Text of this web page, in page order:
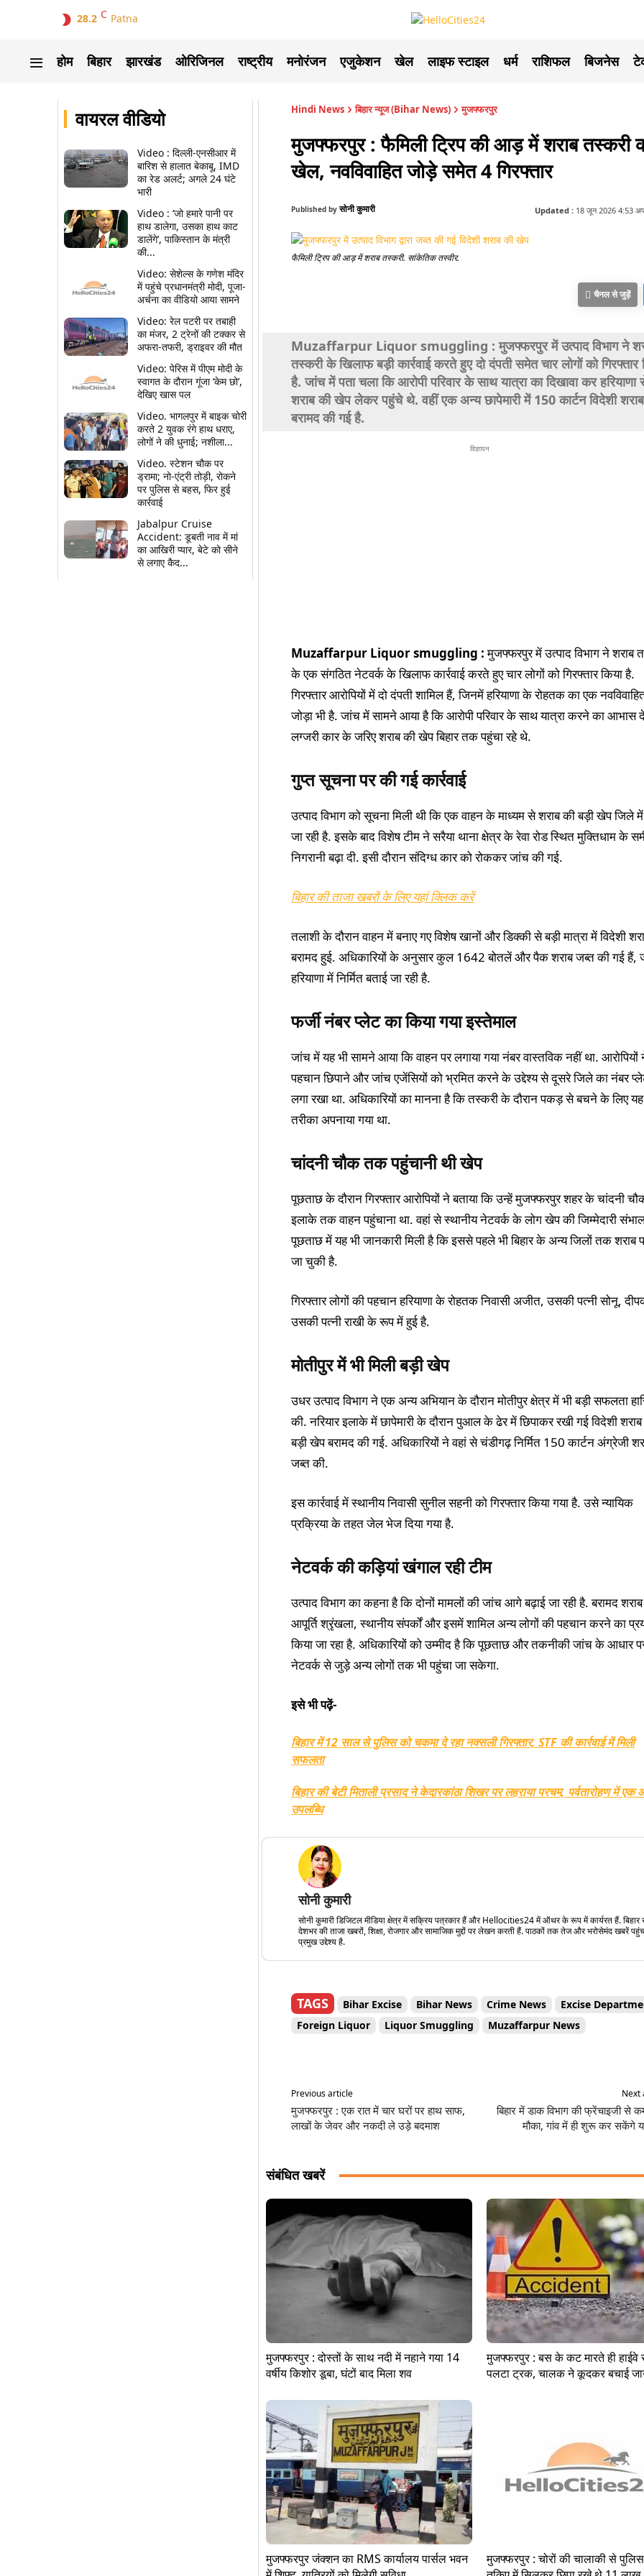
28.2 C Patna
होम बिहार झारखंड ओरिजिनल राष्ट्रीय मनोरंजन एजुकेशन खेल लाइफ स्टाइल धर्म राशिफल बिजनेस
वायरल वीडियो
Video : दिल्ली-एनसीआर में
बारिश से हालात बेकाबू, IMD
का रेड अलर्ट; अगले 24 घंटे
भारी
Video : ‘जो हमारे पानी पर
हाथ डालेगा, उसका हाथ काट
डालेंगे’, पाकिस्तान के मंत्री
की...
Video: सेशेल्स के गणेश मंदिर
में पहुंचे प्रधानमंत्री मोदी, पूजा-
अर्चना का वीडियो आया सामने
Video: रेल पटरी पर तबाही
का मंजर, 2 ट्रेनों की टक्कर से
अफरा-तफरी, ड्राइवर की मौत
Video: पेरिस में पीएम मोदी के
स्वागत के दौरान गूंजा ‘केम छो’,
देखिए खास पल
Video. भागलपुर में बाइक चोरी
करते 2 युवक रंगे हाथ धराए,
लोगों ने की धुनाई; नशीला...
Video. स्टेशन चौक पर
ड्रामा; नो-एंट्री तोड़ी, रोकने
पर पुलिस से बहस, फिर हुई
कार्रवाई
Jabalpur Cruise
Accident: डूबती नाव में मां
का आखिरी प्यार, बेटे को सीने
से लगाए कैद...
Hindi News बिहार न्यूज (Bihar News) मुजफ्फरपुर
मुजफ्फरपुर : फैमिली ट्रिप की आड़ में शराब तस्करी
खेल, नवविवाहित जोड़े समेत 4 गिरफ्तार
Published by सोनी कुमारी Updated : 18 जून 2026 4:53
फैमिली ट्रिप की आड़ में शराब तस्करी. सांकेतिक तस्वीर.
चैनल से जुड़ें
Muzaffarpur Liquor smuggling : मुजफ्फरपुर में उत्पाद विभाग ने
तस्करी के खिलाफ बड़ी कार्रवाई करते हुए दो दंपती समेत चार लोगों को गिरफ्तार
है. जांच में पता चला कि आरोपी परिवार के साथ यात्रा का दिखावा कर हरियाणा
शराब की खेप लेकर पहुंचे थे. वहीं एक अन्य छापेमारी में 150 कार्टन विदेशी
बरामद की गई है.
विज्ञापन
Muzaffarpur Liquor smuggling :मुजफ्फरपुर में उत्पाद विभाग ने शराब
के एक संगठित नेटवर्क के खिलाफ कार्रवाई करते हुए चार लोगों को गिरफ्तार किया है.
गिरफ्तार आरोपियों में दो दंपती शामिल हैं, जिनमें हरियाणा के रोहतक का एक
जोड़ा भी है. जांच में सामने आया है कि आरोपी परिवार के साथ यात्रा करने का आभास
लग्जरी कार के जरिए शराब की खेप बिहार तक पहुंचा रहे थे.
गुप्त सूचना पर की गई कार्रवाई
उत्पाद विभाग को सूचना मिली थी कि एक वाहन के माध्यम से शराब की बड़ी खेप जिले
जा रही है. इसके बाद विशेष टीम ने सरैया थाना क्षेत्र के रेवा रोड स्थित मुक्तिधाम के
निगरानी बढ़ा दी. इसी दौरान संदिग्ध कार को रोककर जांच की गई.
बिहार की ताजा खबरों के लिए यहां क्लिक करें
तलाशी के दौरान वाहन में बनाए गए विशेष खानों और डिक्की से बड़ी मात्रा में विदेशी
बरामद हुई. अधिकारियों के अनुसार कुल 1642 बोतलें और पैक शराब जब्त की गई हैं,
हरियाणा में निर्मित बताई जा रही है.
फर्जी नंबर प्लेट का किया गया इस्तेमाल
जांच में यह भी सामने आया कि वाहन पर लगाया गया नंबर वास्तविक नहीं था. आरोपियों
पहचान छिपाने और जांच एजेंसियों को भ्रमित करने के उद्देश्य से दूसरे जिले का नंबर
लगा रखा था. अधिकारियों का मानना है कि तस्करी के दौरान पकड़ से बचने के लिए यह
तरीका अपनाया गया था.
चांदनी चौक तक पहुंचानी थी खेप
पूछताछ के दौरान गिरफ्तार आरोपियों ने बताया कि उन्हें मुजफ्फरपुर शहर के चांदनी
इलाके तक वाहन पहुंचाना था. वहां से स्थानीय नेटवर्क के लोग खेप की जिम्मेदारी
पूछताछ में यह भी जानकारी मिली है कि इससे पहले भी बिहार के अन्य जिलों तक शराब
जा चुकी है.
गिरफ्तार लोगों की पहचान हरियाणा के रोहतक निवासी अजीत, उसकी पत्नी सोनू,
उसकी पत्नी राखी के रूप में हुई है.
मोतीपुर में भी मिली बड़ी खेप
उधर उत्पाद विभाग ने एक अन्य अभियान के दौरान मोतीपुर क्षेत्र में भी बड़ी सफलता
की. नरियार इलाके में छापेमारी के दौरान पुआल के ढेर में छिपाकर रखी गई विदेशी
बड़ी खेप बरामद की गई. अधिकारियों ने वहां से चंडीगढ़ निर्मित 150 कार्टन अंग्रेजी
जब्त की.
इस कार्रवाई में स्थानीय निवासी सुनील सहनी को गिरफ्तार किया गया है. उसे न्यायिक
प्रक्रिया के तहत जेल भेज दिया गया है.
नेटवर्क की कड़ियां खंगाल रही टीम
उत्पाद विभाग का कहना है कि दोनों मामलों की जांच आगे बढ़ाई जा रही है. बरामद
आपूर्ति श्रृंखला, स्थानीय संपर्कों और इसमें शामिल अन्य लोगों की पहचान करने का
किया जा रहा है. अधिकारियों को उम्मीद है कि पूछताछ और तकनीकी जांच के आधार
नेटवर्क से जुड़े अन्य लोगों तक भी पहुंचा जा सकेगा.
इसे भी पढ़ें-
बिहार में 12 साल से पुलिस को चकमा दे रहा नक्सली गिरफ्तार, STF की कार्रवाई में मिली
सफलता
बिहार की बेटी मिताली प्रसाद ने केदारकांठा शिखर पर लहराया परचम, पर्वतारोहण में एक
उपलब्धि
सोनी कुमारी
सोनी कुमारी डिजिटल मीडिया क्षेत्र में सक्रिय पत्रकार हैं और Hellocities24 में ऑथर के रूप में कार्यरत हैं. बिहार
देशभर की ताजा खबरों, शिक्षा, रोजगार और सामाजिक मुद्दों पर लेखन करती हैं. पाठकों तक तेज और भरोसेमंद खबरें
प्रमुख उद्देश्य है.
TAGS Bihar Excise Bihar News Crime News
Excise
Foreign Liquor
Liquor Smuggling Muzaffarpur News
Previous article
मुजफ्फरपुर : एक रात में चार घरों पर हाथ साफ,
लाखों के जेवर और नकदी ले उड़े बदमाश
Next
बिहार में डाक विभाग की फ्रेंचाइजी से
मौका, गांव में ही शुरू कर सकेंगे
संबंधित खबरें
मुजफ्फरपुर : दोस्तों के साथ नदी में नहाने गया 14
वर्षीय किशोर डूबा, घंटों बाद मिला शव
मुजफ्फरपुर : बस के कट मारते ही हाईवे
पलटा ट्रक, चालक ने कूदकर बचाई
मुजफ्फरपुर जंक्शन का RMS कार्यालय पार्सल भवन
मुजफ्फरपुर : चोरों की चालाकी से पुलिस